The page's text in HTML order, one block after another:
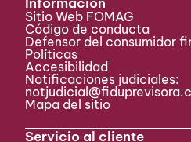
Sitio Web FOMAG
Código de conducta
Defensor del consumidor
Políticas
Accesibilidad
Notificaciones judiciales:
Mapa del sitio
Servicio al cliente